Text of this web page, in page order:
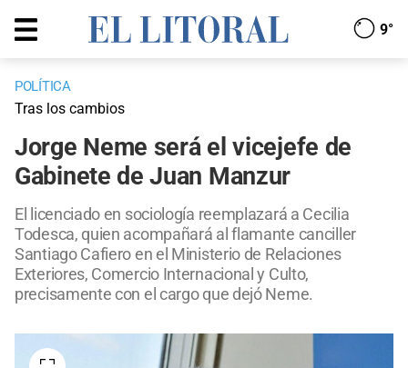
9°
POLÍTICA
Tras los cambios
Jorge Neme será el vicejefe de
Gabinete de Juan Manzur
El licenciado en sociología reemplazará a Cecilia
Todesca, quien acompañará al flamante canciller
Santiago Cafiero en el Ministerio de Relaciones
Exteriores, Comercio Internacional y Culto,
precisamente con el cargo que dejó Neme.